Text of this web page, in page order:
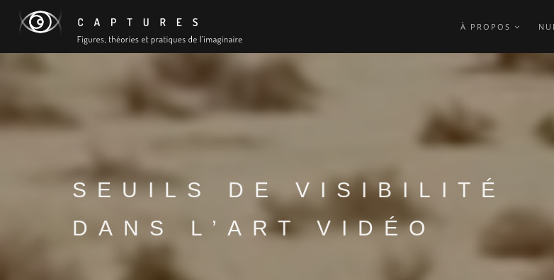
À PROPOS
SEUILS DE VISIBILITÉ
DANS L’ART VIDÉO